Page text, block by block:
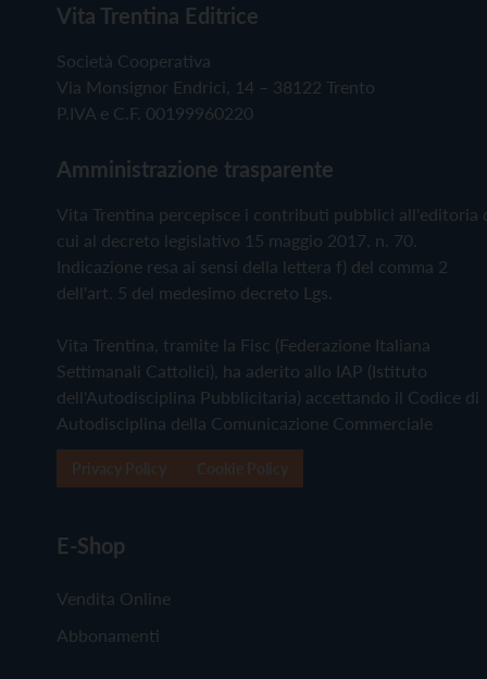
Vita Trentina Editrice
Società Cooperativa
Via Monsignor Endrici, 14 – 38122 Trento
P.IVA e C.F. 00199960220
Amministrazione trasparente
Vita Trentina percepisce i contributi pubblici all'editoria
cui al decreto legislativo 15 maggio 2017, n. 70.
Indicazione resa ai sensi della lettera f) del comma 2
dell'art. 5 del medesimo decreto Lgs.
Vita Trentina, tramite la Fisc (Federazione Italiana
Settimanali Cattolici), ha aderito allo IAP (Istituto
dell'Autodisciplina Pubblicitaria) accettando il Codice di
Autodisciplina della Comunicazione Commerciale
E-Shop
Vendita Online
Abbonamenti